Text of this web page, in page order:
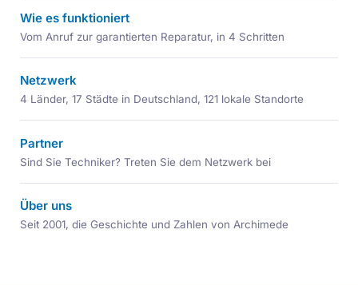
Wie es funktioniert
Vom Anruf zur garantierten Reparatur, in 4 Schritten
Netzwerk
4 Länder, 17 Städte in Deutschland, 121 lokale Standorte
Partner
Sind Sie Techniker? Treten Sie dem Netzwerk bei
Über uns
Seit 2001, die Geschichte und Zahlen von Archimede